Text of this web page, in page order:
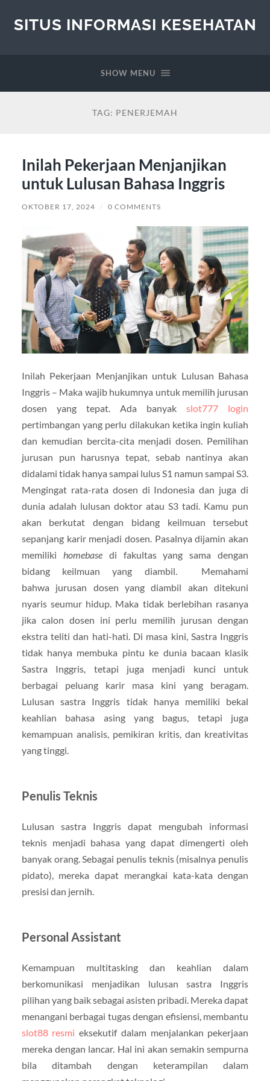
SITUS INFORMASI KESEHATAN
SHOW MENU
TAG: PENERJEMAH
Inilah Pekerjaan Menjanjikan
untuk Lulusan Bahasa Inggris
OKTOBER 17, 2024 / 0 COMMENTS
Inilah Pekerjaan Menjanjikan untuk Lulusan Bahasa
Inggris – Maka wajib hukumnya untuk memilih jurusan
dosen yang tepat. Ada banyakslot777 login
pertimbangan yang perlu dilakukan ketika ingin kuliah
dan kemudian bercita-cita menjadi dosen. Pemilihan
jurusan pun harusnya tepat, sebab nantinya akan
didalami tidak hanya sampai lulus S1 namun sampai S3.
Mengingat rata-rata dosen di Indonesia dan juga di
dunia adalah lulusan doktor atau S3 tadi. Kamu pun
akan berkutat dengan bidang keilmuan tersebut
sepanjang karir menjadi dosen. Pasalnya dijamin akan
memiliki homebase di fakultas yang sama dengan
bidang keilmuan yang diambil. Memahami
bahwa jurusan dosen yang diambil akan ditekuni
nyaris seumur hidup. Maka tidak berlebihan rasanya
jika calon dosen ini perlu memilih jurusan dengan
ekstra teliti dan hati-hati. Di masa kini, Sastra Inggris
tidak hanya membuka pintu ke dunia bacaan klasik
Sastra Inggris, tetapi juga menjadi kunci untuk
berbagai peluang karir masa kini yang beragam.
Lulusan sastra Inggris tidak hanya memiliki bekal
keahlian bahasa asing yang bagus, tetapi juga
kemampuan analisis, pemikiran kritis, dan kreativitas
yang tinggi.
Penulis Teknis
Lulusan sastra Inggris dapat mengubah informasi
teknis menjadi bahasa yang dapat dimengerti oleh
banyak orang. Sebagai penulis teknis (misalnya penulis
pidato), mereka dapat merangkai kata-kata dengan
presisi dan jernih.
Personal Assistant
Kemampuan multitasking dan keahlian dalam
berkomunikasi menjadikan lulusan sastra Inggris
pilihan yang baik sebagai asisten pribadi. Mereka dapat
menangani berbagai tugas dengan efisiensi, membantu
slot88 resmi eksekutif dalam menjalankan pekerjaan
mereka dengan lancar. Hal ini akan semakin sempurna
bila ditambah dengan keterampilan dalam